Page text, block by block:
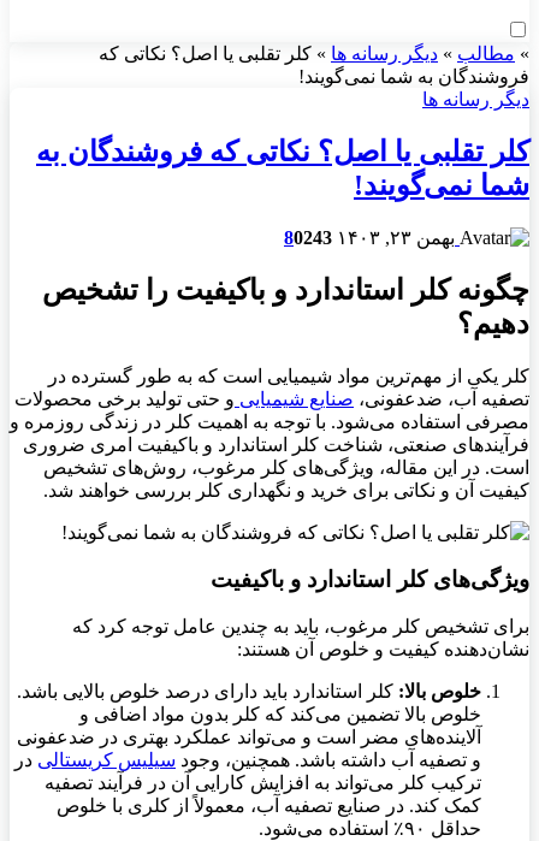
» مطالب » دیگر رسانه ها » کلر تقلبی یا اصل؟ نکاتی که
فروشندگان به شما نمی‌گویند!
دیگر رسانه ها
کلر تقلبی یا اصل؟ نکاتی که فروشندگان به
شما نمی‌گویند!
بهمن ۲۳, ۱۴۰۳ 80243
چگونه کلر استاندارد و باکیفیت را تشخیص
دهیم؟
کلر یکی از مهم‌ترین مواد شیمیایی است که به طور گسترده در
تصفیه آب، ضدعفونی، صنایع شیمیایی و حتی تولید برخی محصولات
مصرفی استفاده می‌شود. با توجه به اهمیت کلر در زندگی روزمره و
فرآیندهای صنعتی، شناخت کلر استاندارد و باکیفیت امری ضروری
است. در این مقاله، ویژگی‌های کلر مرغوب، روش‌های تشخیص
کیفیت آن و نکاتی برای خرید و نگهداری کلر بررسی خواهند شد.
ویژگی‌های کلر استاندارد و باکیفیت
برای تشخیص کلر مرغوب، باید به چندین عامل توجه کرد که
نشان‌دهنده کیفیت و خلوص آن هستند:
خلوص بالا: کلر استاندارد باید دارای درصد خلوص بالایی باشد.
خلوص بالا تضمین می‌کند که کلر بدون مواد اضافی و
آلاینده‌های مضر است و می‌تواند عملکرد بهتری در ضدعفونی
و تصفیه آب داشته باشد. همچنین، وجود سیلیس کریستالی در
ترکیب کلر می‌تواند به افزایش کارایی آن در فرآیند تصفیه
کمک کند. در صنایع تصفیه آب، معمولاً از کلری با خلوص
حداقل ۹۰٪ استفاده می‌شود.